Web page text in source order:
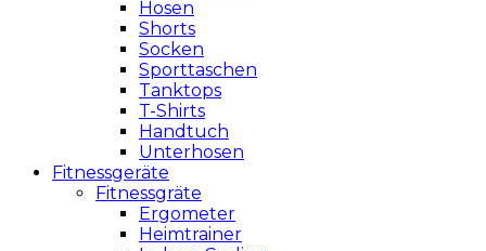
Hosen
Shorts
Socken
Sporttaschen
Tanktops
T-Shirts
Handtuch
Unterhosen
Fitnessgeräte
Fitnessgräte
Ergometer
Heimtrainer